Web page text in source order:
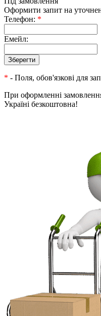
Оформити запит на
Телефон: *
Емейл:
* - Поля, обов'язкові для
При оформленні
Україні безкоштовна!